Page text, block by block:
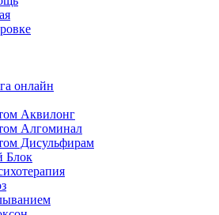
онлайн
Аквилонг
Алгоминал
Дисульфирам
Блок